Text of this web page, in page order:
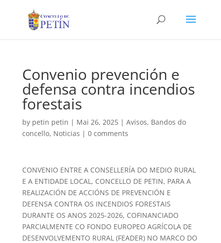
Convenio prevención e
defensa contra incendios
forestais
by petin petin | Mai 26, 2025| Avisos, Bandos do
concello, Noticias | 0 comments
CONVENIO ENTRE A CONSELLERÍA DO MEDIO RURAL
E A ENTIDADE LOCAL, CONCELLO DE PETIN, PARA A
REALIZACIÓN DE ACCIÓNS DE PREVENCIÓN E
DEFENSA CONTRA OS INCENDIOS FORESTAIS
DURANTE OS ANOS 2025-2026, COFINANCIADO
PARCIALMENTE CO FONDO EUROPEO AGRÍCOLA DE
DESENVOLVEMENTO RURAL (FEADER) NO MARCO DO